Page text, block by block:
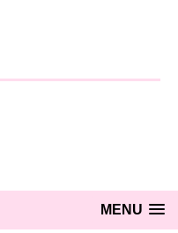
MENU